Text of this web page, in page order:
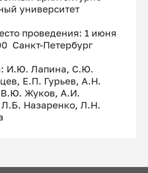
университет
проведения: 1 июня
Санкт-Петербург
И.Ю. Лапина, С.Ю.
Е.П. Гурьев, А.Н.
В.Ю. Жуков, А.И.
Л.Б. Назаренко, Л.Н.